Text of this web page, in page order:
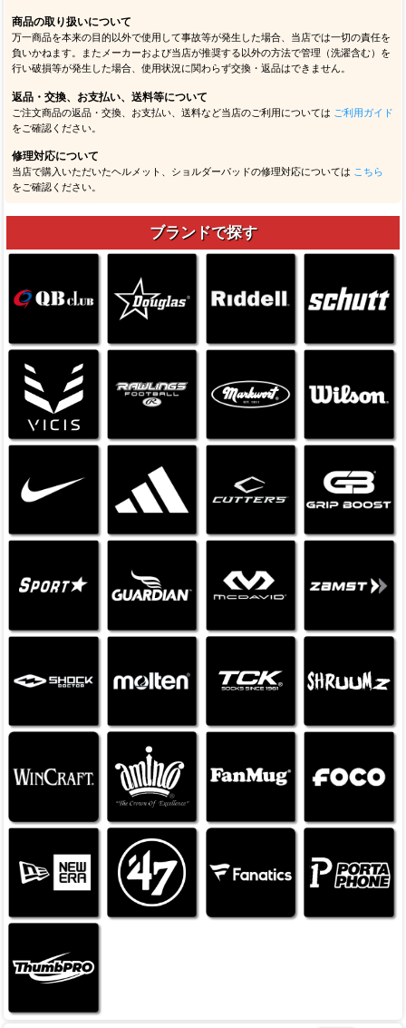
商品の取り扱いについて
万一商品を本来の目的以外で使用して事故等が発生した場合、当店では一切の責任を
負いかねます。またメーカーおよび当店が推奨する以外の方法で管理（洗濯含む）を
行い破損等が発生した場合、使用状況に関わらず交換・返品はできません。
返品・交換、お支払い、送料等について
ご注文商品の返品・交換、お支払い、送料など当店のご利用については ご利用ガイド
をご確認ください。
修理対応について
当店で購入いただいたヘルメット、ショルダーパッドの修理対応については こちら
をご確認ください。
ブランドで探す